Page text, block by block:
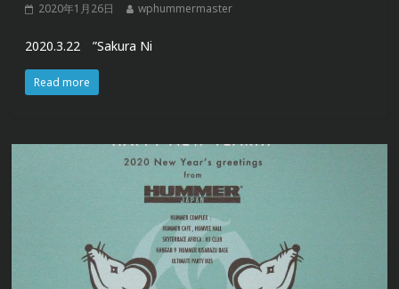
2020年1月26日 wphummermaster
2020.3.22 ”Sakura Ni
Read more